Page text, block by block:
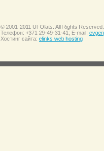
© 2001-2011 UFOlats. All Rights Reserved.
Телефон: +371 29-49-31-41; E-mail:
Хостинг сайта: elinks web hosting